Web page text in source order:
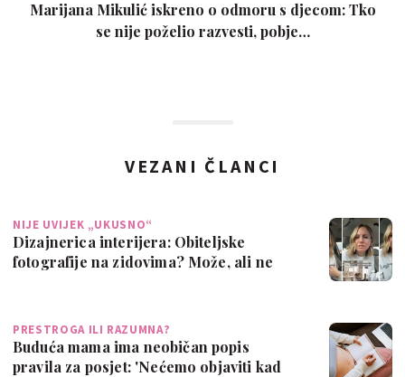
Marijana Mikulić iskreno o odmoru s djecom: Tko
se nije poželio razvesti, pobje…
VEZANI ČLANCI
NIJE UVIJEK „UKUSNO“
Dizajnerica interijera: Obiteljske
fotografije na zidovima? Može, ali ne
PRESTROGA ILI RAZUMNA?
Buduća mama ima neobičan popis
pravila za posjet: 'Nećemo objaviti kad